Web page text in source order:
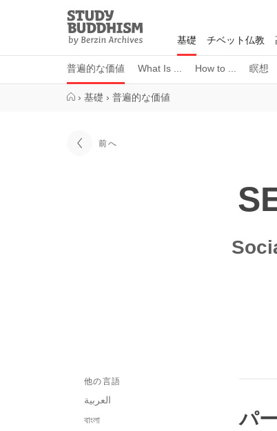
Study
Buddhism
Home
基礎
普遍的な価値 What Is ... How to ... 瞑想
チベット仏教
› 基礎 › 普遍的な価値
前へ
他の言語
العربية
বাংলা
パ